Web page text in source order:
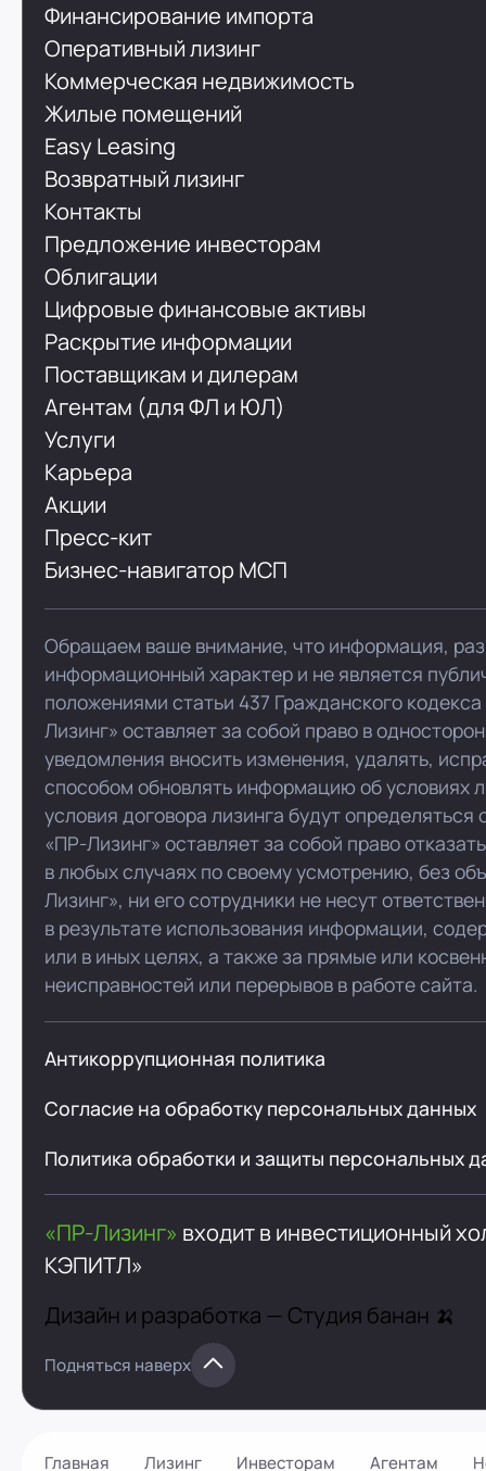
Главная Лизинг Инвесторам Агентам
Финансирование импорта
Оперативный лизинг
Коммерческая недвижимость
Жилые помещений
Easy Leasing
Возвратный лизинг
Контакты
Предложение инвесторам
Облигации
Цифровые финансовые активы
Раскрытие информации
Поставщикам и дилерам
Агентам (для ФЛ и ЮЛ)
Услуги
Карьера
Акции
Пресс-кит
Бизнес-навигатор МСП
Обращаем ваше внимание, что информация,
информационный характер и не является
положениями статьи 437 Гражданского
Лизинг» оставляет за собой право в
уведомления вносить изменения, удалять,
способом обновлять информацию об условиях
условия договора лизинга будут
«ПР-Лизинг» оставляет за собой право
в любых случаях по своему усмотрению, без
Лизинг», ни его сотрудники не несут
в результате использования информации,
или в иных целях, а также за прямые или
неисправностей или перерывов в работе сайта.
Антикоррупционная политика
Согласие на обработку персональных данных
Политика обработки и защиты персональных
«ПР-Лизинг» входит в инвестиционный
КЭПИТЛ»
Дизайн и разработка — Студия банан 🍌
Подняться наверх